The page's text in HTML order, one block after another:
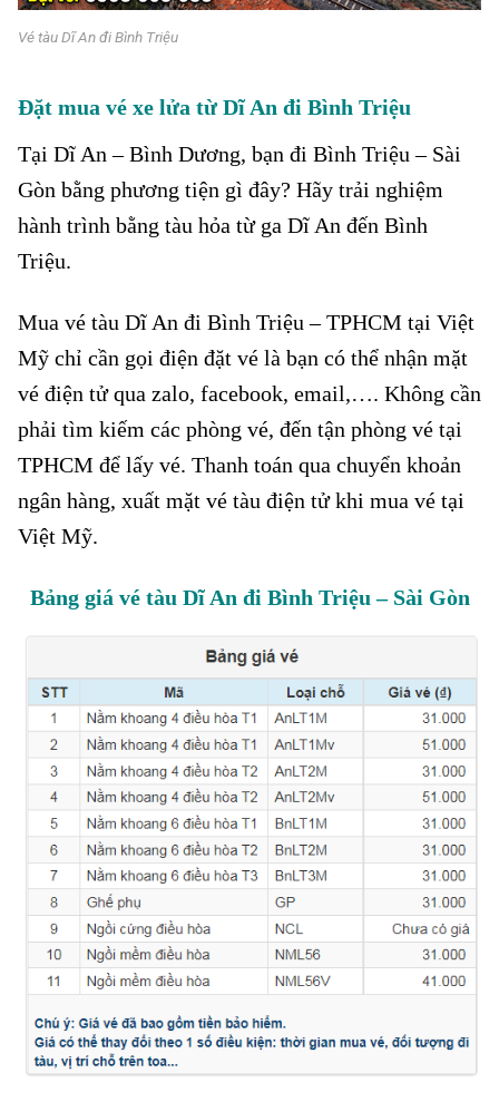
Vé tàu Dĩ An đi Bình Triệu
Đặt mua vé xe lửa từ Dĩ An đi Bình Triệu
Tại Dĩ An – Bình Dương, bạn đi Bình Triệu – Sài
Gòn bằng phương tiện gì đây? Hãy trải nghiệm
hành trình bằng tàu hỏa từ ga Dĩ An đến Bình
Triệu.
Mua vé tàu Dĩ An đi Bình Triệu – TPHCM tại Việt
Mỹ chỉ cần gọi điện đặt vé là bạn có thể nhận mặt
vé điện tử qua zalo, facebook, email,…. Không cần
phải tìm kiếm các phòng vé, đến tận phòng vé tại
TPHCM để lấy vé. Thanh toán qua chuyển khoản
ngân hàng, xuất mặt vé tàu điện tử khi mua vé tại
Việt Mỹ.
Bảng giá vé tàu Dĩ An đi Bình Triệu – Sài Gòn